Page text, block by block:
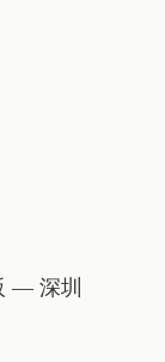
— 深圳